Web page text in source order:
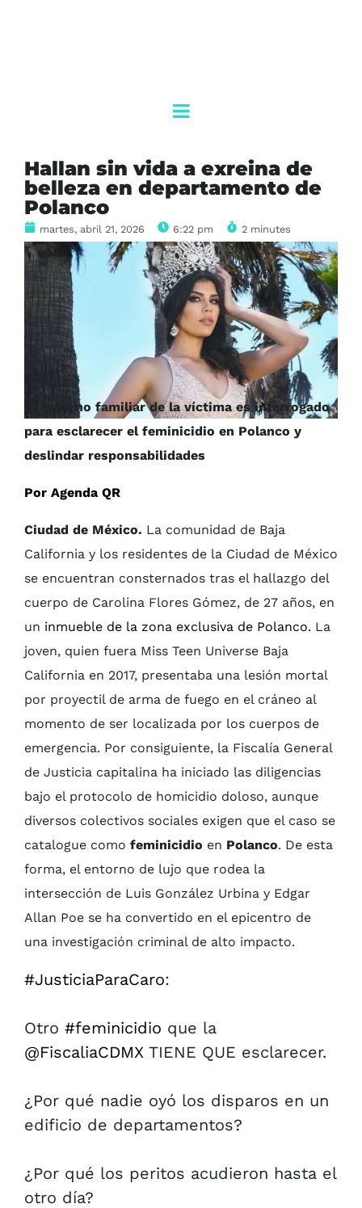
Hallan sin vida a exreina de
belleza en departamento de
Polanco
martes, abril 21, 2026 6:22 pm 2 minutes
El entorno familiar de la víctima es interrogado
para esclarecer el feminicidio en Polanco y
deslindar responsabilidades
Por Agenda QR
Ciudad de México. La comunidad de Baja
California y los residentes de la Ciudad de México
se encuentran consternados tras el hallazgo del
cuerpo de Carolina Flores Gómez, de 27 años, en
un inmueble de la zona exclusiva de Polanco. La
joven, quien fuera Miss Teen Universe Baja
California en 2017, presentaba una lesión mortal
por proyectil de arma de fuego en el cráneo al
momento de ser localizada por los cuerpos de
emergencia. Por consiguiente, la Fiscalía General
de Justicia capitalina ha iniciado las diligencias
bajo el protocolo de homicidio doloso, aunque
diversos colectivos sociales exigen que el caso se
catalogue como feminicidio en Polanco. De esta
forma, el entorno de lujo que rodea la
intersección de Luis González Urbina y Edgar
Allan Poe se ha convertido en el epicentro de
una investigación criminal de alto impacto.
#JusticiaParaCaro:
Otro #feminicidio que la
@FiscaliaCDMX TIENE QUE esclarecer.
¿Por qué nadie oyó los disparos en un
edificio de departamentos?
¿Por qué los peritos acudieron hasta el
otro día?